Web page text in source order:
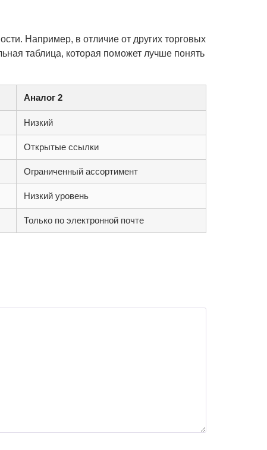
Например, в отличие от других торговых
таблица, которая поможет лучше понять
Аналог 2
Низкий
Открытые ссылки
Ограниченный ассортимент
Низкий уровень
Только по электронной почте